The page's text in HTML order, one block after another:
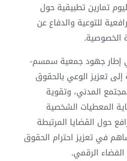
تمارين تطبيقية حول
للتوعية والدفاع عن
الخصوصية.
إطار جهود جمعية سمسم-
تعزيز الوعي بالحقوق
المدني، وتقوية
المعطيات الشخصية
حول القضايا المرتبطة
في تعزيز احترام الحقوق
الرقمي.